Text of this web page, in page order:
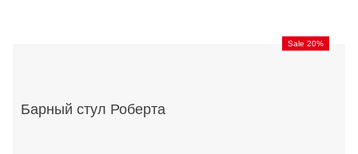
Sale 20%
Барный стул Роберта